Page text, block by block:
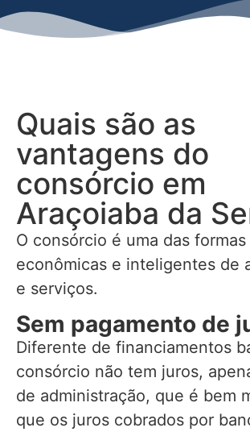
Quais são as
vantagens do
consórcio em
Araçoiaba da
O consórcio é uma das formas
econômicas e inteligentes de
e serviços.
Sem pagamento de
Diferente de financiamentos
consórcio não tem juros,
de administração, que é bem
que os juros cobrados por